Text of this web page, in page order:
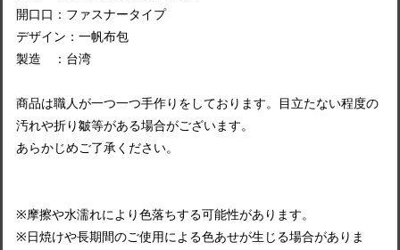
開口口：ファスナータイプ
デザイン：一帆布包
製造 ：台湾
商品は職人が一つ一つ手作りをしております。目立たない程度の
汚れや折り皺等がある場合がございます。
あらかじめご了承ください。
※摩擦や水濡れにより色落ちする可能性があります。
※日焼けや長期間のご使用による色あせが生じる場合がありま